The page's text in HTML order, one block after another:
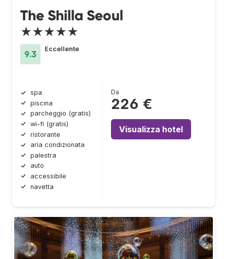
The Shilla Seoul
★★★★★
9.3
Eccellente
spa
piscina
parcheggio (gratis)
wi-fi (gratis)
ristorante
aria condizionata
palestra
auto
accessibile
navetta
Da
226 €
Visualizza hotel